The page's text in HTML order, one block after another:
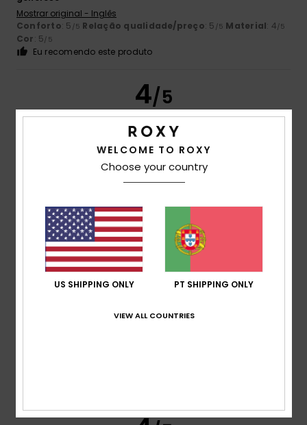
Mostrar original - Inglês
Conforto: 5 /5 Relação qualidade/preço: 5 /5 Material: 4/5
Cor: 5/5
Eu recomendo este produto
4/5
A imagem não engana
Mostrar original - Castelhano
Tamanho perfeitoMaterial: 4
5
WELCOME TO ROXY
Choose your country
US SHIPPING ONLY PT SHIPPING ONLY
VIEW ALL COUNTRIES